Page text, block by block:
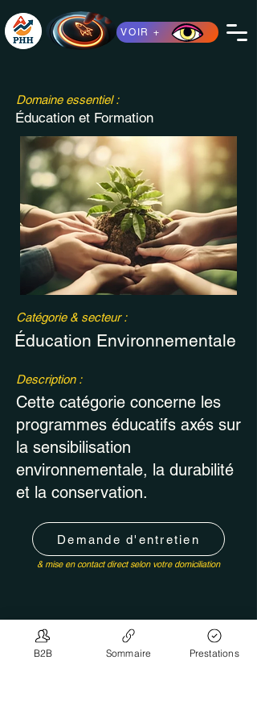
VOIR +
Domaine essentiel :
Éducation et Formation
Catégorie & secteur :
Éducation Environnementale
Description :
Cette catégorie concerne les
programmes éducatifs axés sur
la sensibilisation
environnementale, la durabilité
et la conservation.
Demande d'entretien
& mise en contact direct selon votre domiciliation
< Retour autre recherche
B2B Sommaire Prestations